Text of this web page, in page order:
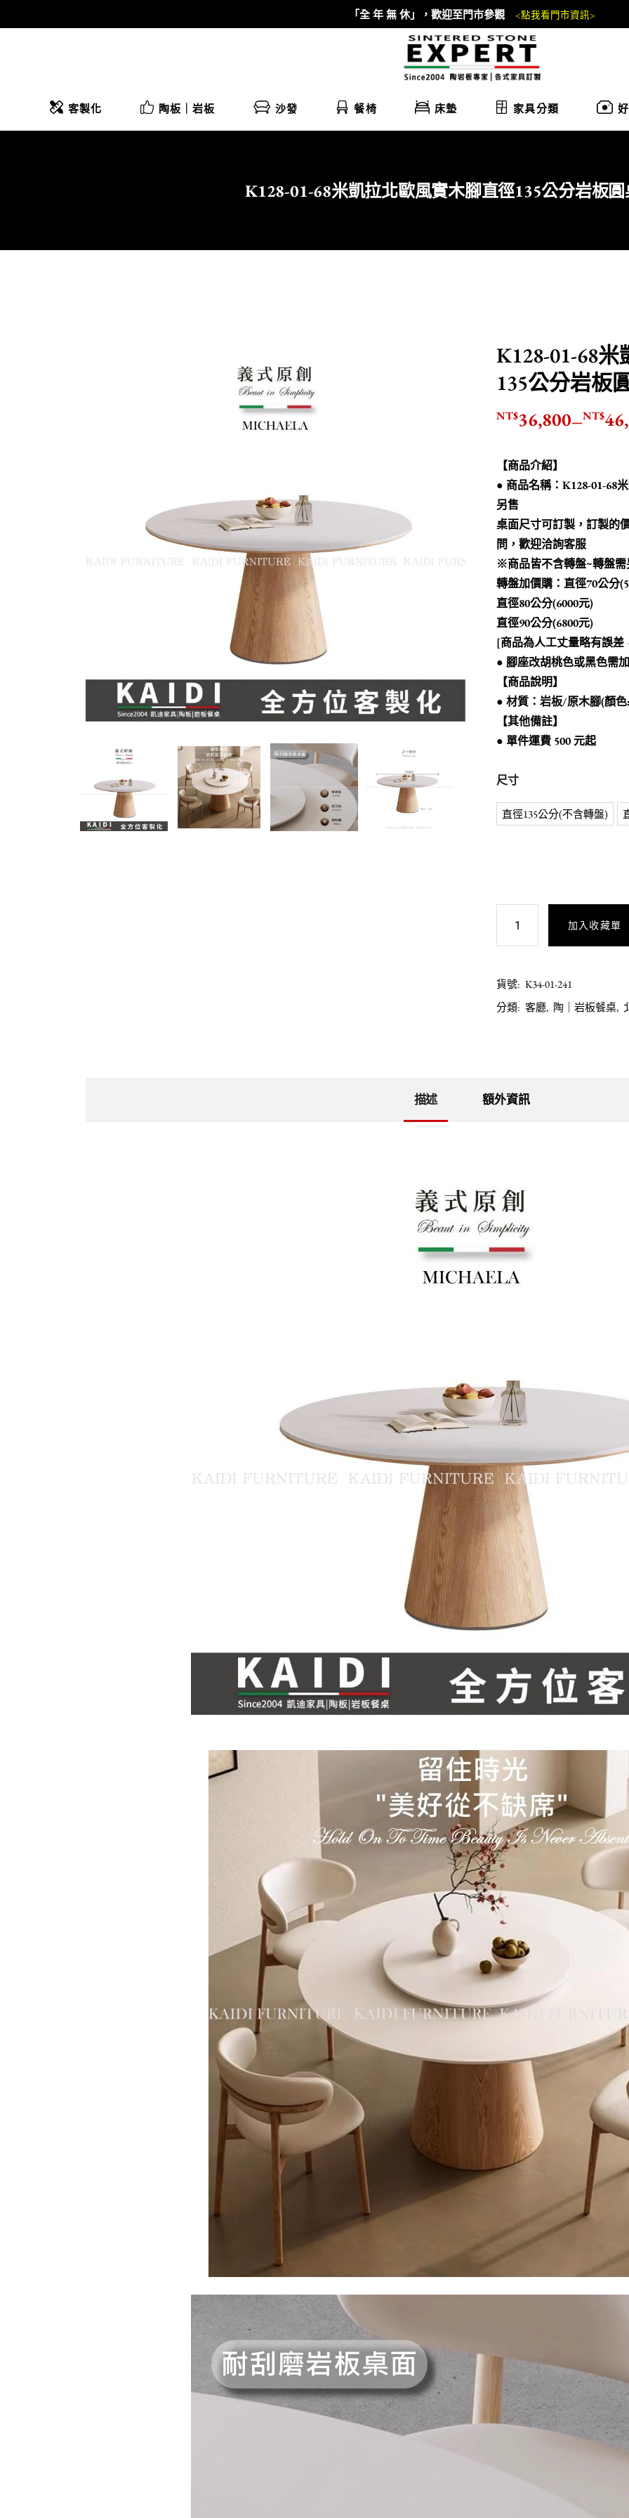
「全 年 無 休」，歡迎至門市參觀 <點我看門市資訊>
客製化 陶板｜岩板 沙發 餐椅 床墊 家具分類
K128-01-68米凱拉北歐風實木腳直徑135公分岩板
K128-01-68
135公分岩板
NT$36,800–NT$
【商品介紹】
● 商品名稱：K128-01-68
另售
桌面尺寸可訂製，訂製的
問，歡迎洽詢客服
※商品皆不含轉盤~轉盤需
轉盤加價購：直徑70公分
直徑80公分(6000元)
直徑90公分(6800元)
[商品為人工丈量略有誤差
● 腳座改胡桃色或黑色需
【商品說明】
● 材質：岩板/原木腳(顏
【其他備註】
● 單件運費 500 元起
尺寸
直徑135公分(不含轉盤)
加入收藏單
貨號: K34-01-241
分類: 客廳, 陶｜岩板餐桌,
描述 額外資訊